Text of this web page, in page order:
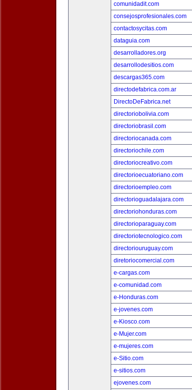
comunidadit.com
consejosprofesionales.com
contactosycitas.com
dataguia.com
desarrolladores.org
desarrollodesitios.com
descargas365.com
directodefabrica.com.ar
DirectoDeFabrica.net
directoriobolivia.com
directoriobrasil.com
directoriocanada.com
directoriochile.com
directoriocreativo.com
directorioecuatoriano.com
directorioempleo.com
directorioguadalajara.com
directoriohonduras.com
directorioparaguay.com
directoriotecnologico.com
directoriouruguay.com
diretoriocomercial.com
e-cargas.com
e-comunidad.com
e-Honduras.com
e-jovenes.com
e-Kiosco.com
e-Mujer.com
e-mujeres.com
e-Sitio.com
e-sitios.com
ejovenes.com